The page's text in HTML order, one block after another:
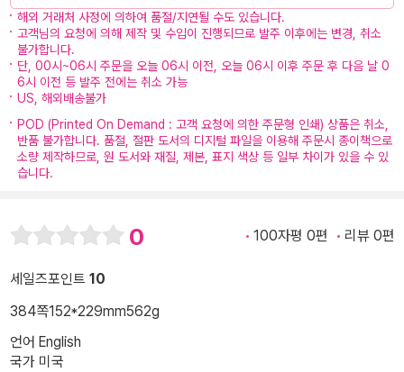
해외 거래처 사정에 의하여 품절/지연될 수도 있습니다.
고객님의 요청에 의해 제작 및 수입이 진행되므로 발주 이후에는 변경, 취소
불가합니다.
단, 00시~06시 주문을 오늘 06시 이전, 오늘 06시 이후 주문 후 다음 날 0
6시 이전 등 발주 전에는 취소 가능
US, 해외배송불가
POD (Printed On Demand : 고객 요청에 의한 주문형 인쇄) 상품은 취소,
반품 불가합니다. 품절, 절판 도서의 디지털 파일을 이용해 주문시 종이책으로
소량 제작하므로, 원 도서와 재질, 제본, 표지 색상 등 일부 차이가 있을 수 있
습니다.
0 100자평 0편 리뷰 0편
세일즈포인트 10
384쪽152*229mm562g
언어 English
국가 미국